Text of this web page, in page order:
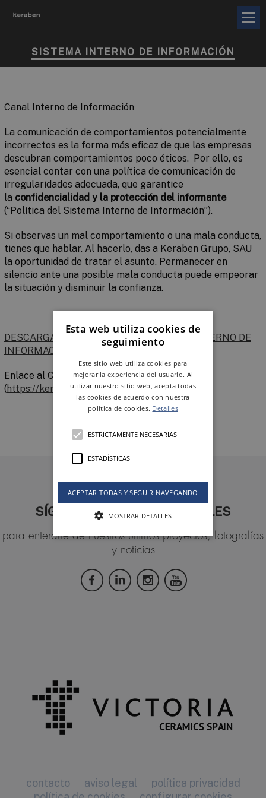
SISTEMA INTERNO DE INFORMACIÓN
Canal Interno de Información
La comunicación de comportamientos potencialmente
incorrectos es la forma más eficaz de que las empresas
descubran comportamientos poco éticos. Por ello, es
esencial contar con una política de comunicación de
irregularidades adecuada, que garantice
la confidencialidad y la protección del informante
(“Política del Sistema Interno de Información”).
Si observas un mal comportamiento o una mala conducta,
tienes que hablar. Al hacerlo, das a Keraben Grupo, SAU
la oportunidad de tratar el asunto. Permanecer en
silencio ante una posible mala conducta puede empeorar
la situación y disminuir la confianza.
DESCARGAR LA POLÍTICA DEL SISTEMA INTERNO DE
INFORMACIÓN.
Enlace al Canal Interno de Información
(https://keraben.integrityline.com )
SÍGUENOS EN REDES SOCIALES
para enterarte de nuestros últimos proyectos, fotografías
y noticias
contacto aviso legal
política privacidad
Esta web utiliza cookies de
seguimiento
Este sitio web utiliza cookies para
mejorar la experiencia del usuario. Al
utilizar nuestro sitio web, acepta todas
las cookies de acuerdo con nuestra
política de cookies. Detalles
ESTRICTAMENTE NECESARIAS
ESTADÍSTICAS
ACEPTAR TODAS Y SEGUIR NAVEGANDO
MOSTRAR DETALLES